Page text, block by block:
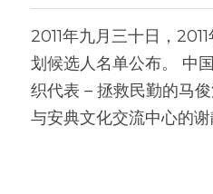
2011年九月三十日，
划候选人名单公布。 中
织代表 – 拯救民勤的马
与安典文化交流中心的谢